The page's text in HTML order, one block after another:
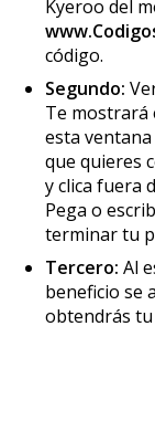
Kyeroo del
código.
Segundo:
Te mostrará
esta
que quieres
y clica fuera
Pega o
terminar tu
Tercero: Al
beneficio se
obtendrás